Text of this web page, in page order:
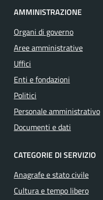
AMMINISTRAZIONE
Organi di governo
Aree amministrative
Uffici
Enti e fondazioni
Politici
Personale amministrativo
Documenti e dati
CATEGORIE DI SERVIZIO
Anagrafe e stato civile
Cultura e tempo libero